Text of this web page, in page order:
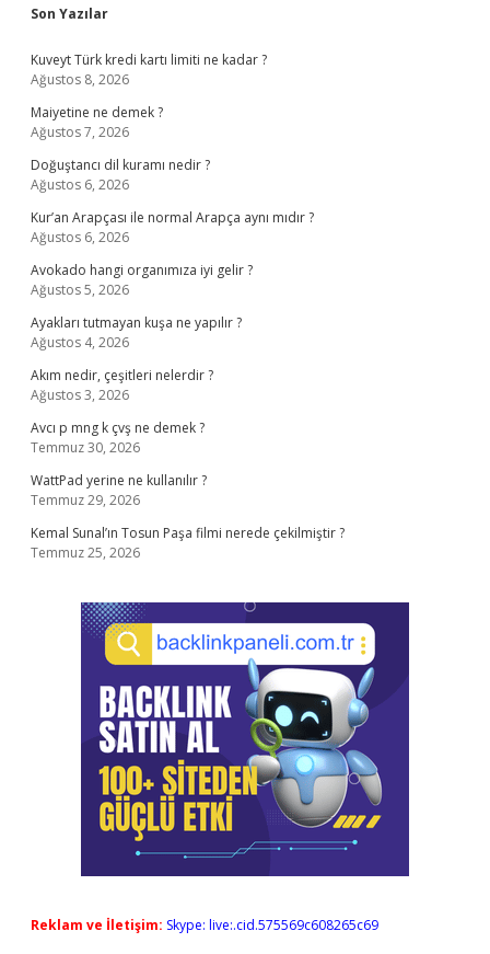
Sidebar
Son Yazılar
Kuveyt Türk kredi kartı limiti ne kadar ?
Ağustos 8, 2026
Maiyetine ne demek ?
Ağustos 7, 2026
Doğuştancı dil kuramı nedir ?
Ağustos 6, 2026
Kur’an Arapçası ile normal Arapça aynı mıdır ?
Ağustos 6, 2026
Avokado hangi organımıza iyi gelir ?
Ağustos 5, 2026
Ayakları tutmayan kuşa ne yapılır ?
Ağustos 4, 2026
Akım nedir, çeşitleri nelerdir ?
Ağustos 3, 2026
Avcı p mng k çvş ne demek ?
Temmuz 30, 2026
WattPad yerine ne kullanılır ?
Temmuz 29, 2026
Kemal Sunal’ın Tosun Paşa filmi nerede çekilmiştir ?
Temmuz 25, 2026
Reklam ve İletişim: Skype: live:.cid.575569c608265c69